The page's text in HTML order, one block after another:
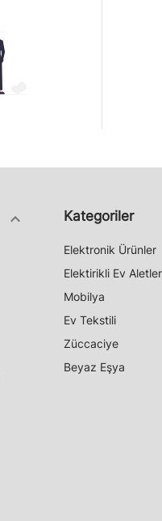
keyboard_arrow_down Kategoriler
Elektronik Ürünler
Elektirikli Ev
Mobilya
Ev Tekstili
Züccaciye
Beyaz Eşya